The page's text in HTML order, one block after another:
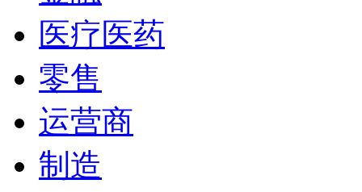
医疗医药
零售
运营商
制造